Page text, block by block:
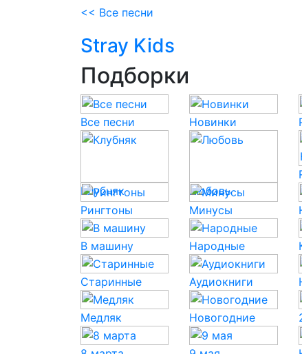
<< Все песни
Stray Kids
Подборки
Все песни Новинки
Клубняк Любовь
Рингтоны Минусы
В машину Народные
Старинные Аудиокниги
Медляк Новогодние